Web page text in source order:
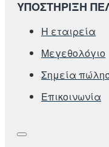
ΥΠΟΣΤΗΡΙΞΗ
Η εταιρεία
Μεγεθολόγιο
Σημεία
Επικοινωνία